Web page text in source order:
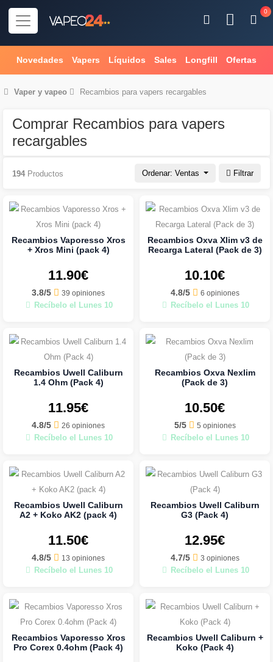
0
Novedades Vapers Líquidos Sales Longfill Ofertas
Vaper y vapeo Recambios para vapers recargables
Comprar Recambios para vapers
recargables
Ordenar: Ventas Filtrar
194 Productos
Recambios Vaporesso Xros
+ Xros Mini (pack 4)
11.90€
3.8/5 39 opiniones
Recíbelo el Lunes 10
Recambios Oxva Xlim v3 de
Recarga Lateral (Pack de 3)
10.10€
4.8/5 6 opiniones
Recíbelo el Lunes 10
Recambios Uwell Caliburn
1.4 Ohm (Pack 4)
11.95€
4.8/5 26 opiniones
Recíbelo el Lunes 10
Recambios Oxva Nexlim
(Pack de 3)
10.50€
5/5 5 opiniones
Recíbelo el Lunes 10
Recambios Uwell Caliburn
A2 + Koko AK2 (pack 4)
11.50€
4.8/5 13 opiniones
Recíbelo el Lunes 10
Recambios Uwell Caliburn
G3 (Pack 4)
12.95€
4.7/5 3 opiniones
Recíbelo el Lunes 10
Recambios Vaporesso Xros
Pro Corex 0.4ohm (Pack 4)
Recambios Uwell Caliburn +
Koko (Pack 4)